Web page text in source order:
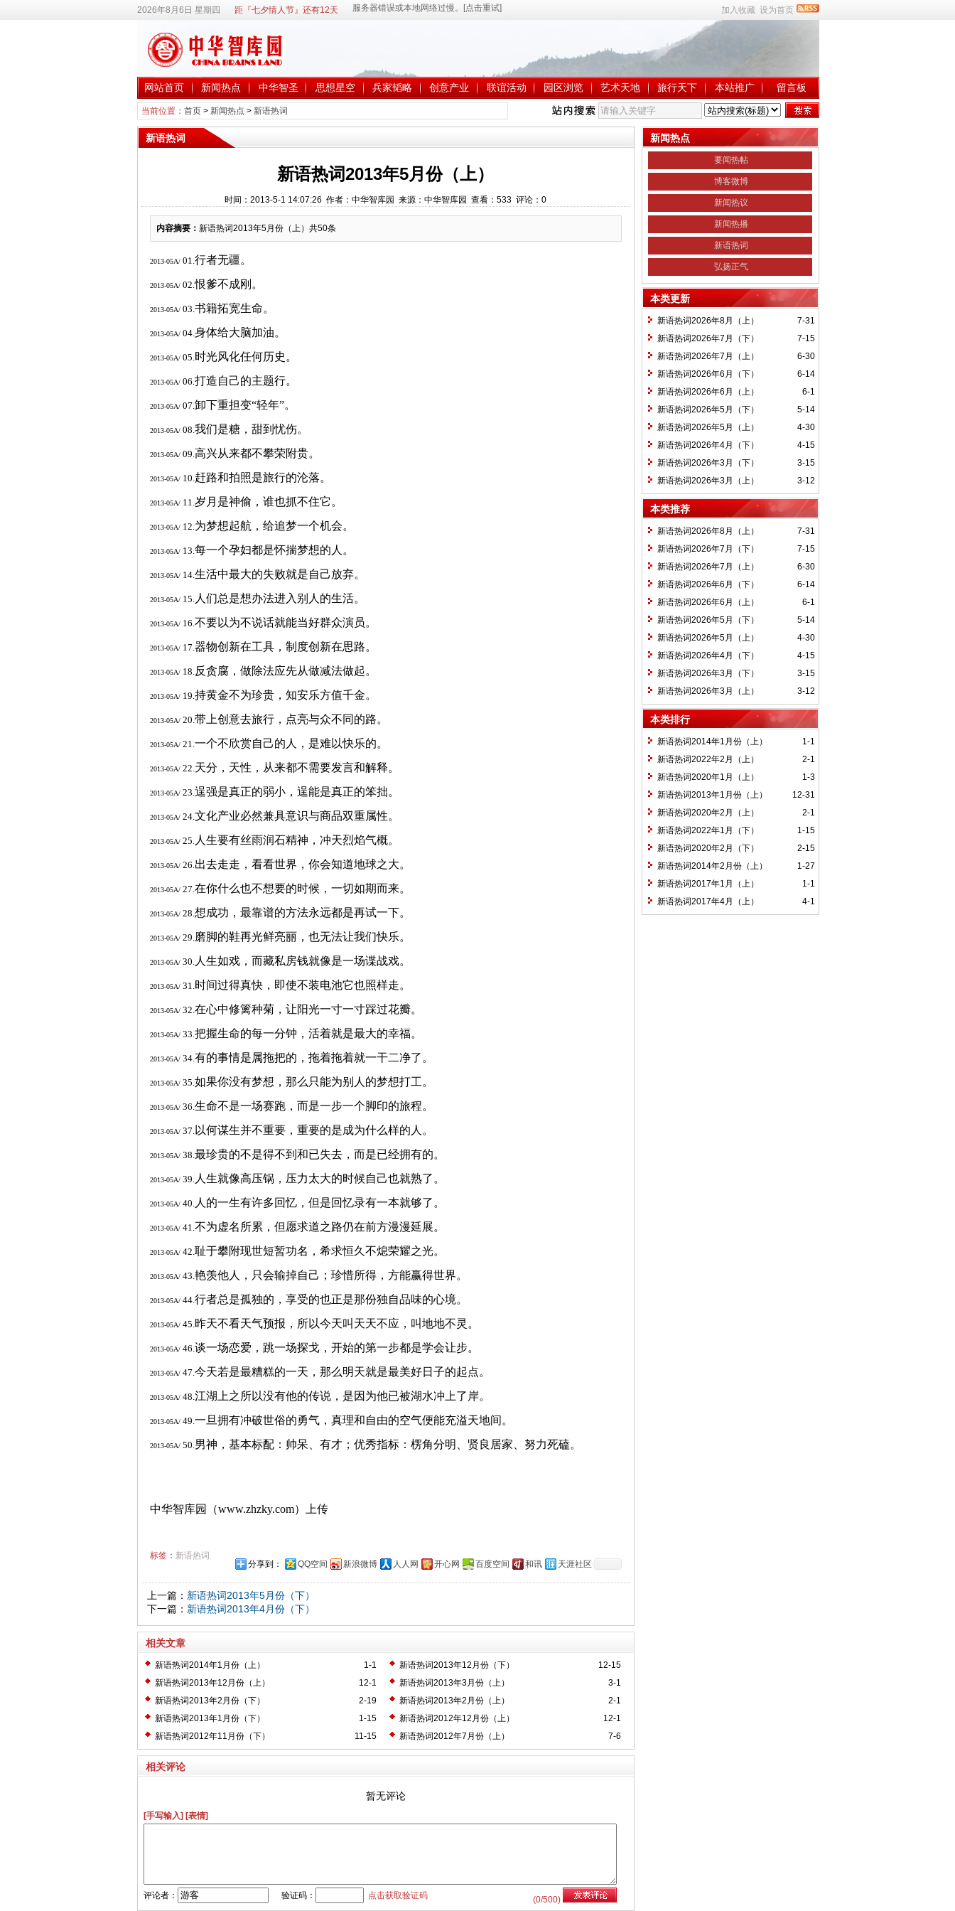
2026年8月6日 星期四 距『七夕情人节』还有12天 加入收藏 设为首页
网站首页 新闻热点 中华智圣 思想星空 兵家韬略 创意产业 联谊活动 园区浏览 艺术天地 旅行天下 本站推广 留言板
当前位置： 首页> 新闻热点 > 新语热词
新语热词
新语热词2013年5月份（上）
时间：2013-5-1 14:07:26 作者：中华智库园 来源：中华智库园 查看： 533 评论： 0
内容摘要： 新语热词2013年5月份（上）共50条
2013-05A/ 01.行者无疆。
2013-05A/ 02.恨爹不成刚。
2013-05A/ 03.书籍拓宽生命。
2013-05A/ 04.身体给大脑加油。
2013-05A/ 05.时光风化任何历史。
2013-05A/ 06.打造自己的主题行。
2013-05A/ 07.卸下重担变“轻年”。
2013-05A/ 08.我们是糖，甜到忧伤。
2013-05A/ 09.高兴从来都不攀荣附贵。
2013-05A/ 10.赶路和拍照是旅行的沦落。
2013-05A/ 11.岁月是神偷，谁也抓不住它。
2013-05A/ 12.为梦想起航，给追梦一个机会。
2013-05A/ 13.每一个孕妇都是怀揣梦想的人。
2013-05A/ 14.生活中最大的失败就是自己放弃。
2013-05A/ 15. 人们总是想办法进入别人的生活。
2013-05A/ 16.不要以为不说话就能当好群众演员。
2013-05A/ 17.器物创新在工具，制度创新在思路。
2013-05A/ 18.反贪腐，做除法应先从做减法做起。
2013-05A/ 19.持黄金不为珍贵，知安乐方值千金。
2013-05A/ 20.带上创意去旅行，点亮与众不同的路。
2013-05A/ 21.一个不欣赏自己的人，是难以快乐的。
2013-05A/ 22.天分，天性，从来都不需要发言和解释。
2013-05A/ 23.逞强是真正的弱小，逞能是真正的笨拙。
2013-05A/ 24.文化产业必然兼具意识与商品双重属性。
2013-05A/ 25. 人生要有丝雨润石精神，冲天烈焰气概。
2013-05A/ 26.出去走走，看看世界，你会知道地球之大。
2013-05A/ 27.在你什么也不想要的时候，一切如期而来。
2013-05A/ 28.想成功，最靠谱的方法永远都是再试一下。
2013-05A/ 29.磨脚的鞋再光鲜亮丽，也无法让我们快乐。
2013-05A/ 30. 人生如戏，而藏私房钱就像是一场谍战戏。
2013-05A/ 31.时间过得真快，即使不装电池它也照样走。
2013-05A/ 32.在心中修篱种菊，让阳光一寸一寸踩过花瓣。
2013-05A/ 33.把握生命的每一分钟，活着就是最大的幸福。
2013-05A/ 34.有的事情是属拖把的，拖着拖着就一干二净了。
2013-05A/ 35.如果你没有梦想，那么只能为别人的梦想打工。
2013-05A/ 36.生命不是一场赛跑，而是一步一个脚印的旅程。
2013-05A/ 37. 以何谋生并不重要，重要的是成为什么样的人。
2013-05A/ 38.最珍贵的不是得不到和已失去，而是已经拥有的。
2013-05A/ 39. 人生就像高压锅，压力太大的时候自己也就熟了。
2013-05A/ 40. 人的一生有许多回忆，但是回忆录有一本就够了。
2013-05A/ 41.不为虚名所累，但愿求道之路仍在前方漫漫延展。
2013-05A/ 42.耻于攀附现世短暂功名，希求恒久不熄荣耀之光。
2013-05A/ 43.艳羡他人，只会输掉自己；珍惜所得，方能赢得世界。
2013-05A/ 44.行者总是孤独的，享受的也正是那份独自品味的心境。
2013-05A/ 45.昨天不看天气预报，所以今天叫天天不应，叫地地不灵。
2013-05A/ 46.谈一场恋爱，跳一场探戈，开始的第一步都是学会让步。
2013-05A/ 47.今天若是最糟糕的一天，那么明天就是最美好日子的起点。
2013-05A/ 48.江湖上之所以没有他的传说，是因为他已被湖水冲上了岸。
2013-05A/ 49.一旦拥有冲破世俗的勇气，真理和自由的空气便能充溢天地间。
2013-05A/ 50.男神，基本标配：帅呆、有才；优秀指标：楞角分明、贤良居家、努力死磕。
中华智库园（www.zhzky.com）上传
标签： 新语热词
分享到：
QQ空间 新浪微博 人人网 开心网 百度空间 和讯 天涯社区
上一篇： 新语热词2013年5月份（下）
下一篇： 新语热词2013年4月份（下）
相关文章
1-1
新语热词2014年1月份（上） 12-15
新语热词2013年12月份（下）
12-1
新语热词2013年12月份（上） 3-1
新语热词2013年3月份（上）
2-19
新语热词2013年2月份（下） 2-1
新语热词2013年2月份（上）
1-15
新语热词2013年1月份（下） 12-1
新语热词2012年12月份（上）
11-15
新语热词2012年11月份（下） 7-6
新语热词2012年7月份（上）
相关评论
暂无评论
[手写输入] [表情]
(0/500)
评论者： 验证码： 点击获取验证码
新闻热点
要闻热帖
博客微博
新闻热议
新闻热播
新语热词
弘扬正气
本类更新
7-31
新语热词2026年8月（上）
7-15
新语热词2026年7月（下）
6-30
新语热词2026年7月（上）
6-14
新语热词2026年6月（下）
6-1
新语热词2026年6月（上）
5-14
新语热词2026年5月（下）
4-30
新语热词2026年5月（上）
4-15
新语热词2026年4月（下）
3-15
新语热词2026年3月（下）
3-12
新语热词2026年3月（上）
本类推荐
7-31
新语热词2026年8月（上）
7-15
新语热词2026年7月（下）
6-30
新语热词2026年7月（上）
6-14
新语热词2026年6月（下）
6-1
新语热词2026年6月（上）
5-14
新语热词2026年5月（下）
4-30
新语热词2026年5月（上）
4-15
新语热词2026年4月（下）
3-15
新语热词2026年3月（下）
3-12
新语热词2026年3月（上）
本类排行
1-1
新语热词2014年1月份（上）
2-1
新语热词2022年2月（上）
1-3
新语热词2020年1月（上）
12-31
新语热词2013年1月份（上）
2-1
新语热词2020年2月（上）
1-15
新语热词2022年1月（下）
2-15
新语热词2020年2月（下）
1-27
新语热词2014年2月份（上）
1-1
新语热词2017年1月（上）
4-1
新语热词2017年4月（上）